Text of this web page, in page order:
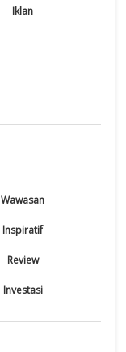
Iklan
Wawasan
Inspiratif
Review
Investasi